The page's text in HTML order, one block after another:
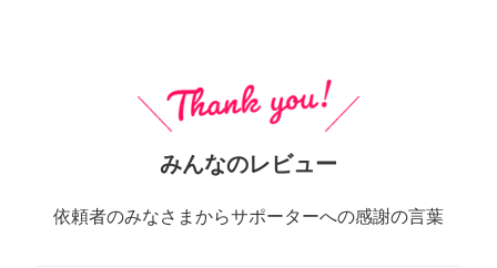
みんなのレビュー
依頼者のみなさまからサポーターへの感謝の言葉